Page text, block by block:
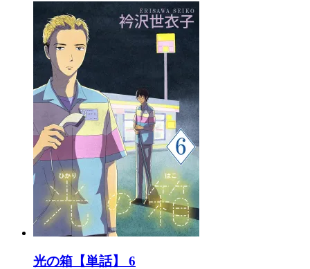
光の箱【単話】 6